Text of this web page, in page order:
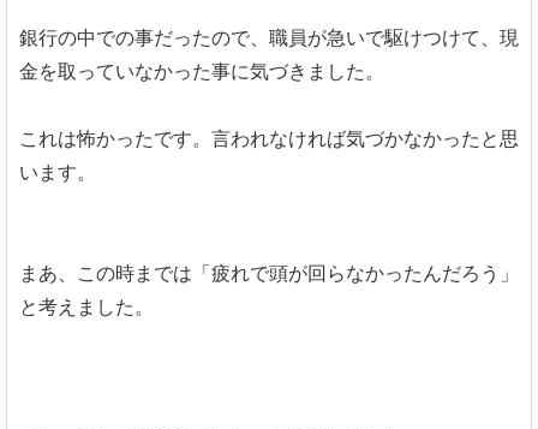
銀行の中での事だったので、職員が急いで駆けつけて、現
金を取っていなかった事に気づきました。
これは怖かったです。言われなければ気づかなかったと思
います。
まあ、この時までは「疲れで頭が回らなかったんだろう」
と考えました。